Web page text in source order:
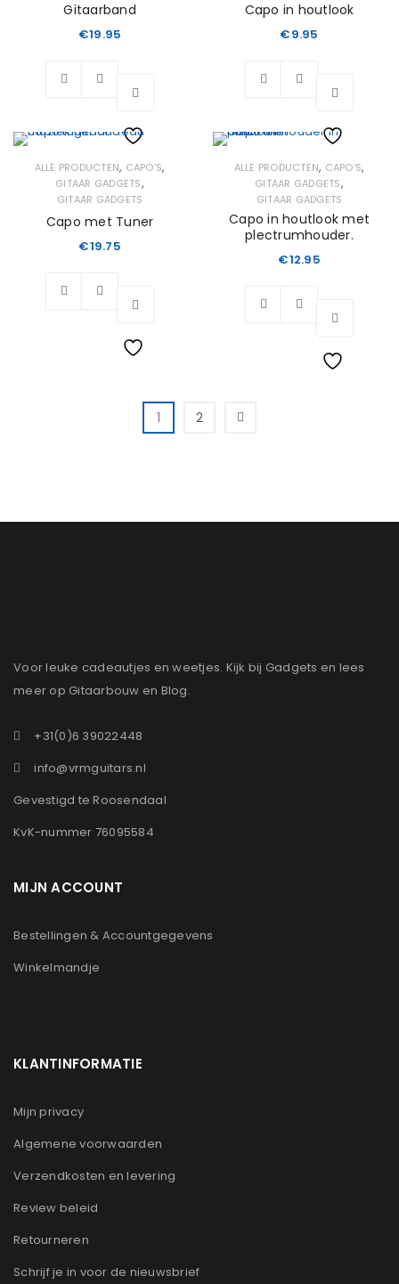
Gitaarband
€19.95
Wishlist
Capo in houtlook
€9.95
Wishlist
ALLE PRODUCTEN, CAPO'S,
GITAAR GADGETS,
GITAAR GADGETS
Capo met Tuner
€19.75
ALLE PRODUCTEN, CAPO'S,
GITAAR GADGETS,
GITAAR GADGETS
Capo in houtlook met
plectrumhouder.
€12.95
1
2
Voor leuke cadeautjes en weetjes. Kijk bij Gadgets en lees
meer op Gitaarbouw en Blog.
+31(0)6 39022448
info@vrmguitars.nl
Gevestigd te Roosendaal
KvK-nummer 76095584
MIJN ACCOUNT
Bestellingen & Accountgegevens
Winkelmandje
KLANTINFORMATIE
Mijn privacy
Algemene voorwaarden
Verzendkosten en levering
Review beleid
Retourneren
Schrijf je in voor de nieuwsbrief